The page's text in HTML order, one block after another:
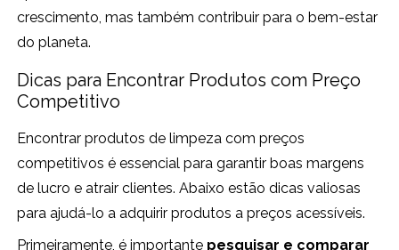
crescimento, mas também contribuir para o bem-estar
do planeta.
Dicas para Encontrar Produtos com Preço
Competitivo
Encontrar produtos de limpeza com preços
competitivos é essencial para garantir boas margens
de lucro e atrair clientes. Abaixo estão dicas valiosas
para ajudá-lo a adquirir produtos a preços acessíveis.
Primeiramente, é importante pesquisar e comparar